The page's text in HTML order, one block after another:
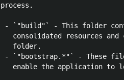
process.
- `"build"` - This folder
consolidated resources and
   folder.
- `"bootstrap.*"` - These files